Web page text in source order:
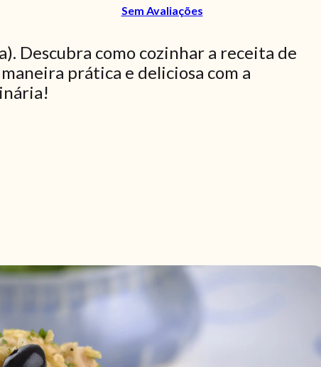
Sem Avaliações
Descubra como cozinhar a receita de
prática e deliciosa com a